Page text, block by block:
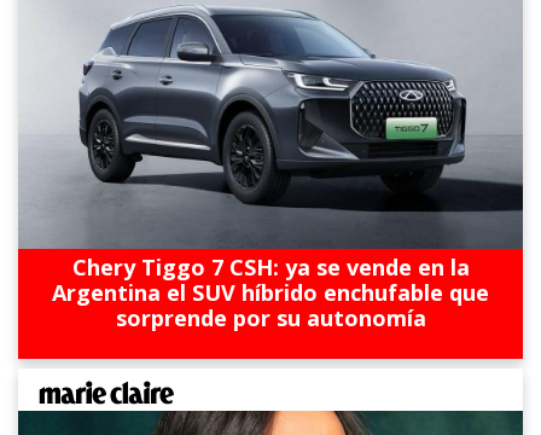
Chery Tiggo 7 CSH: ya se vende en la
Argentina el SUV híbrido enchufable que
sorprende por su autonomía